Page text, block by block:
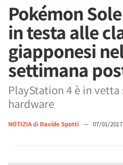
Pokémon
in testa alle
giapponesi
settimana
PlayStation 4 è in
hardware
NOTIZIAdi Davide Spotti — 07/01/2017